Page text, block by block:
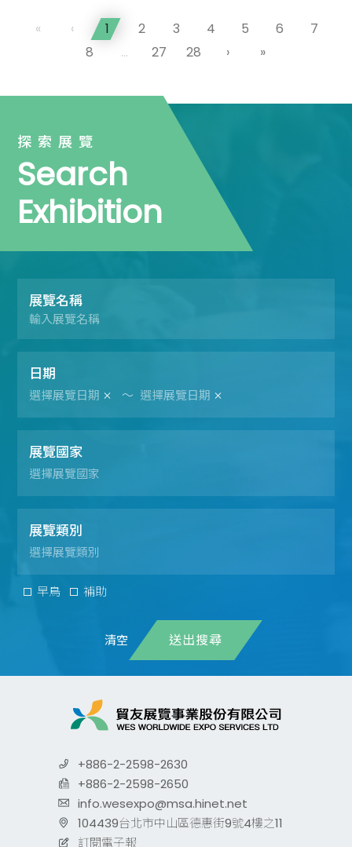
« ‹ 1 2 3 4 5 6
7
8
... 27 28 › »
探索展覽
Search
Exhibition
展覽名稱
日期
～
展覽國家
展覽類別
早鳥 補助
送出搜尋
+886-2-2598-2630
+886-2-2598-2650
info.wesexpo@msa.hinet.net
104439台北市中山區德惠街9號4樓之11
訂閱電子報